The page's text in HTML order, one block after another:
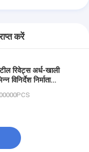
करें
रिवेट्स अर्ध-खाली
विनिर्देश निर्माता